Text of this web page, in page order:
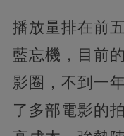
播放量排在前
藍忘機，目前
影圈，不到一
了多部電影的